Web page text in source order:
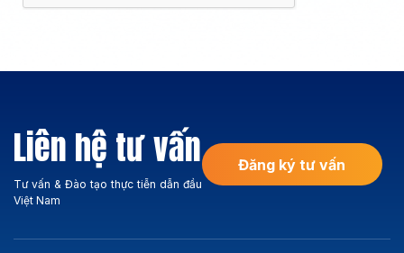
Liên hệ tư vấn
Tư vấn & Đào tạo thực tiễn dẫn đầu
Việt Nam
Đăng ký tư vấn